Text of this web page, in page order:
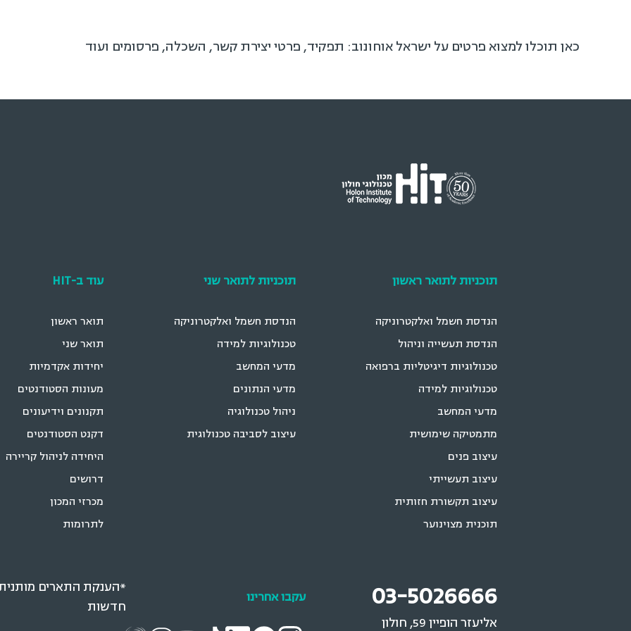
כאן תוכלו למצוא פרטים על ישראל אוחונוב: תפקיד, פרטי יצירת קשר, השכלה, פרסומים ועוד
תוכניות לתואר ראשון
הנדסת חשמל ואלקטרוניקה
הנדסת תעשייה וניהול
טכנולוגיות דיגיטליות ברפואה
טכנולוגיות למידה
מדעי המחשב
מתמטיקה שימושית
עיצוב פנים
עיצוב תעשייתי
עיצוב תקשורת חזותית
תוכנית מצוינוער
תוכניות לתואר שני
הנדסת חשמל ואלקטרוניקה
טכנולוגיות למידה
מדעי המחשב
מדעי הנתונים
ניהול טכנולוגיה
עיצוב לסביבה טכנולוגית
עוד ב-HIT
תואר ראשון
תואר שני
יחידות אקדמיות
מעונות הסטודנטים
תקנונים וידיעונים
דקנט הסטודנטים
היחידה לניהול קריירה
דרושים
מכרזי המכון
לתרומות
03-5026666
אליעזר הופיין 59, חולון
עקבו אחרינו
*הענקת התארים
חדשות